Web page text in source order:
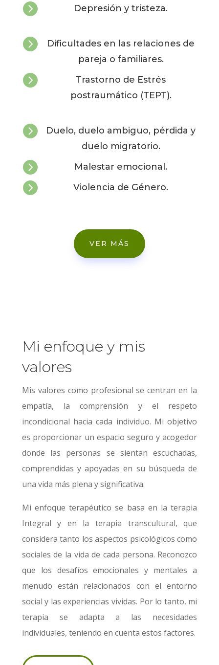
 Depresión y tristeza.

Dificultades en las relaciones de
pareja o familiares.

Trastorno de Estrés
postraumático (TEPT).

Duelo, duelo ambiguo, pérdida y
duelo migratorio.
 Malestar emocional.
 Violencia de Género.
VER MÁS
Mi enfoque y mis
valores
Mis valores como profesional se centran en la
empatía, la comprensión y el respeto
incondicional hacia cada individuo. Mi objetivo
es proporcionar un espacio seguro y acogedor
donde las personas se sientan escuchadas,
comprendidas y apoyadas en su búsqueda de
una vida más plena y significativa.
Mi enfoque terapéutico se basa en la terapia
Integral y en la terapia transcultural, que
considera tanto los aspectos psicológicos como
sociales de la vida de cada persona. Reconozco
que los desafíos emocionales y mentales a
menudo están relacionados con el entorno
social y las experiencias vividas. Por lo tanto, mi
terapia se adapta a las necesidades
individuales, teniendo en cuenta estos factores.